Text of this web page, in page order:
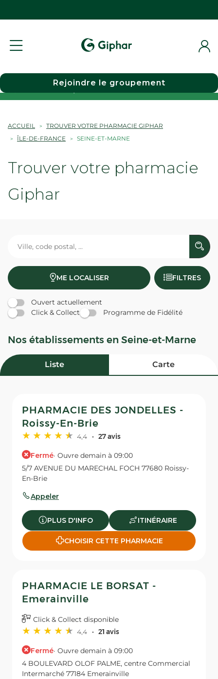
Choisir une pharmacie
Rejoindre le groupement
ACCUEIL
TROUVER VOTRE PHARMACIE GIPHAR
ÎLE-DE-FRANCE
SEINE-ET-MARNE
Trouver votre pharmacie
Giphar
ME LOCALISER FILTRES
Ouvert actuellement
Click & Collect
Programme de Fidélité
Nos établissements en Seine-et-Marne
Liste Carte
PHARMACIE DES JONDELLES -
Roissy-En-Brie
4,4 27 avis
Fermé· Ouvre demain à 09:00
5/7 AVENUE DU MARECHAL FOCH 77680 Roissy-
En-Brie
Appeler
PLUS D'INFO ITINÉRAIRE
CHOISIR CETTE PHARMACIE
PHARMACIE LE BORSAT -
Emerainville
Click & Collect disponible
4,4
21 avis
Fermé· Ouvre demain à 09:00
4 BOULEVARD OLOF PALME, centre Commercial
Intermarché 77184 Emerainville